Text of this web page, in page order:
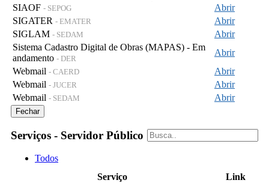
SIAOF - SEPOG
Abrir
SIGATER - EMATER
Abrir
SIGLAM - SEDAM
Abrir
Sistema Cadastro Digital de Obras (MAPAS) - Em
andamento - DER
Abrir
Webmail - CAERD
Abrir
Webmail - JUCER
Abrir
Webmail - SEDAM Abrir
Fechar
Serviços - Servidor Público
Todos
Serviço
Link